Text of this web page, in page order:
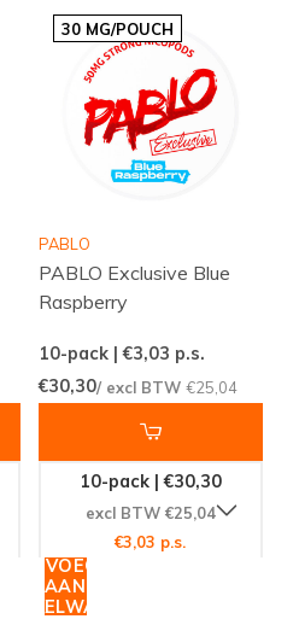
30 MG/POUCH
PABLO
PABLO Exclusive Blue
Raspberry
10-pack | €3,03 p.s.
€30,30/ excl BTW €25,04
10-pack | €30,30
excl BTW €25,04
€3,03 p.s.
TOEVOEGEN
AAN
WINKELWAGEN